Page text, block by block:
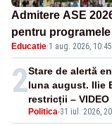
Admitere ASE
pentru
Educatie·1 aug. 2026, 10:45
2
Politica-31 iul. 2026,
Stare de alertă
luna august. Ilie
restricții – VIDEO